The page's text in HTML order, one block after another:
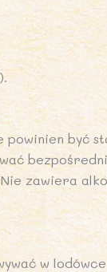
być
zawiera
w